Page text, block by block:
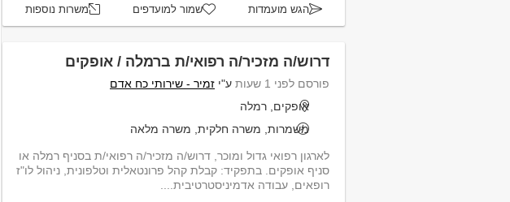
הגש מועמדות שמור למועדפים משרות נוספות
דרוש/ה מזכיר/ה רפואי/ת ברמלה / אופקים
פורסם לפני 1 שעות ע"י זמיר - שירותי כח אדם
אופקים, רמלה
משמרות, משרה חלקית, משרה מלאה
לארגון רפואי גדול ומוכר, דרוש/ה מזכיר/ה רפואי/ת בסניף רמלה או
סניף אופקים. בתפקיד: קבלת קהל פרונטאלית וטלפונית, ניהול לו"ז
רופאים, עבודה אדמיניסטרטיבית....